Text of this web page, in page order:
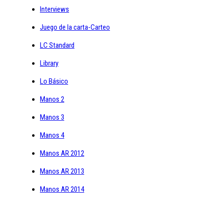
Interviews
Juego de la carta-Carteo
LC Standard
Library
Lo Básico
Manos 2
Manos 3
Manos 4
Manos AR 2012
Manos AR 2013
Manos AR 2014